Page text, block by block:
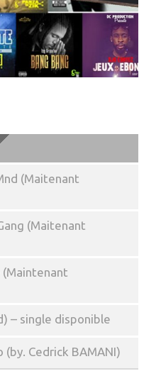
(Maitenant
(Maitenant
(Maintenant
– single disponible
(by. Cedrick BAMANI)